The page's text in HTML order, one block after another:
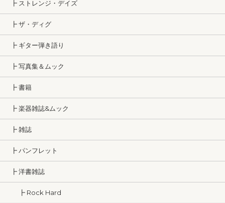
┣ ストレンジ・デイズ
┣ ザ・ディグ
┣ ギター弾き語り
┣ 写真集＆ムック
┣ 書籍
┣ 楽器雑誌&ムック
┣ 雑誌
┣ パンフレット
┣ 洋書雑誌
┣ Rock Hard